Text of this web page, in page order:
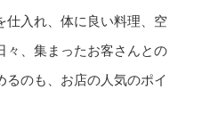
仕入れ、体に良い料理、空
々、集まったお客さんとの
るのも、お店の人気のポイ